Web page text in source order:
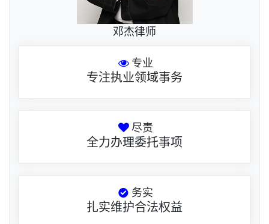
邓杰律师
专业
专注执业领域事务
尽责
全力办理委托事项
务实
扎实维护合法权益